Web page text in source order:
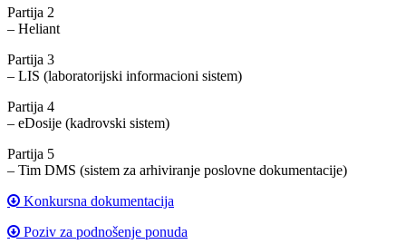
Partija 2
– Heliant
Partija 3
– LIS (laboratorijski informacioni sistem)
Partija 4
– eDosije (kadrovski sistem)
Partija 5
– Tim DMS (sistem za arhiviranje poslovne dokumentacije)
Konkursna dokumentacija
Poziv za podnošenje ponuda